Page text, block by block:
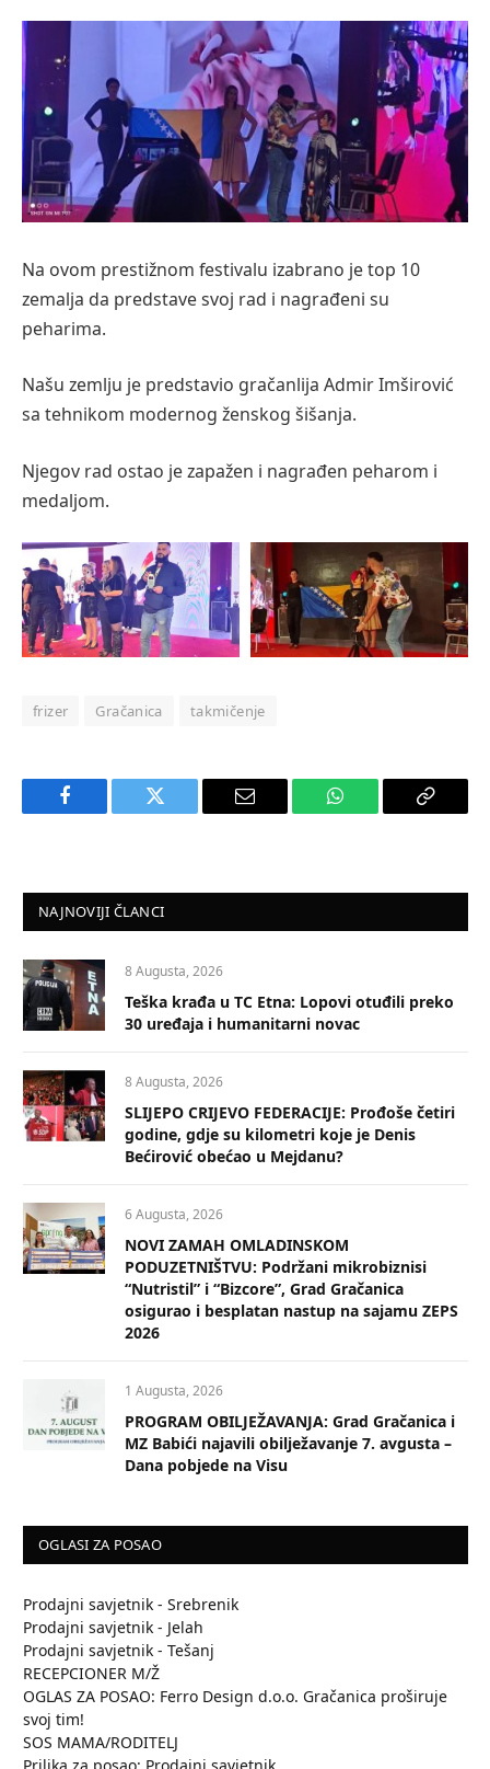
Na ovom prestižnom festivalu izabrano je top 10
zemalja da predstave svoj rad i nagrađeni su
peharima.
Našu zemlju je predstavio gračanlija Admir Imširović
sa tehnikom modernog ženskog šišanja.
Njegov rad ostao je zapažen i nagrađen peharom i
medaljom.
frizer Gračanica takmičenje
Facebook Twitter Email WhatsApp Copy
NAJNOVIJI ČLANCI
8 Augusta, 2026
Teška krađa u TC Etna: Lopovi otuđili preko
30 uređaja i humanitarni novac
8 Augusta, 2026
SLIJEPO CRIJEVO FEDERACIJE: Prođoše četiri
godine, gdje su kilometri koje je Denis
Bećirović obećao u Mejdanu?
6 Augusta, 2026
NOVI ZAMAH OMLADINSKOM
PODUZETNIŠTVU: Podržani mikrobiznisi
“Nutristil” i “Bizcore”, Grad Gračanica
osigurao i besplatan nastup na sajamu ZEPS
2026
1 Augusta, 2026
PROGRAM OBILJEŽAVANJA: Grad Gračanica i
MZ Babići najavili obilježavanje 7. avgusta –
Dana pobjede na Visu
OGLASI ZA POSAO
Prodajni savjetnik - Srebrenik
Prodajni savjetnik - Jelah
Prodajni savjetnik - Tešanj
RECEPCIONER M/Ž
OGLAS ZA POSAO: Ferro Design d.o.o. Gračanica proširuje
svoj tim!
SOS MAMA/RODITELJ